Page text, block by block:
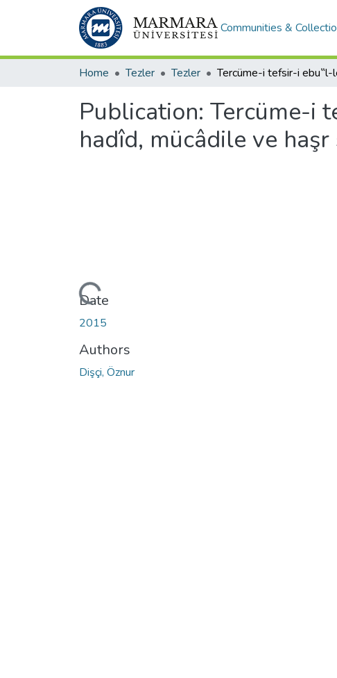
Communities &
Home Tezler Tezler
Publication: Tercüme-i
hadîd, mücâdile ve
Loading...
Date
2015
Authors
Dişçi, Öznur